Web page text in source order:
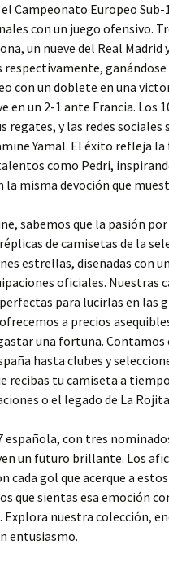
Campeonato Europeo Sub-
con un juego ofensivo.
un nueve del Real
respectivamente,
con un doblete en una
en un 2-1 ante Francia. Los
regates, y las redes
Yamal. El éxito refleja
como Pedri,
la misma devoción que
sabemos que la pasión
de camisetas de la
estrellas, diseñadas con
oficiales. Nuestras
para lucirlas en las
a precios
una fortuna. Contamos
hasta clubes y
recibas tu camiseta a
o el legado de La
con tres
un futuro brillante. Los
cada gol que acerque a
que sientas esa emoción
nuestra colección,
entusiasmo.